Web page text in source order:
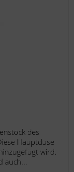
des
Hauptdüse
wird.
auch...